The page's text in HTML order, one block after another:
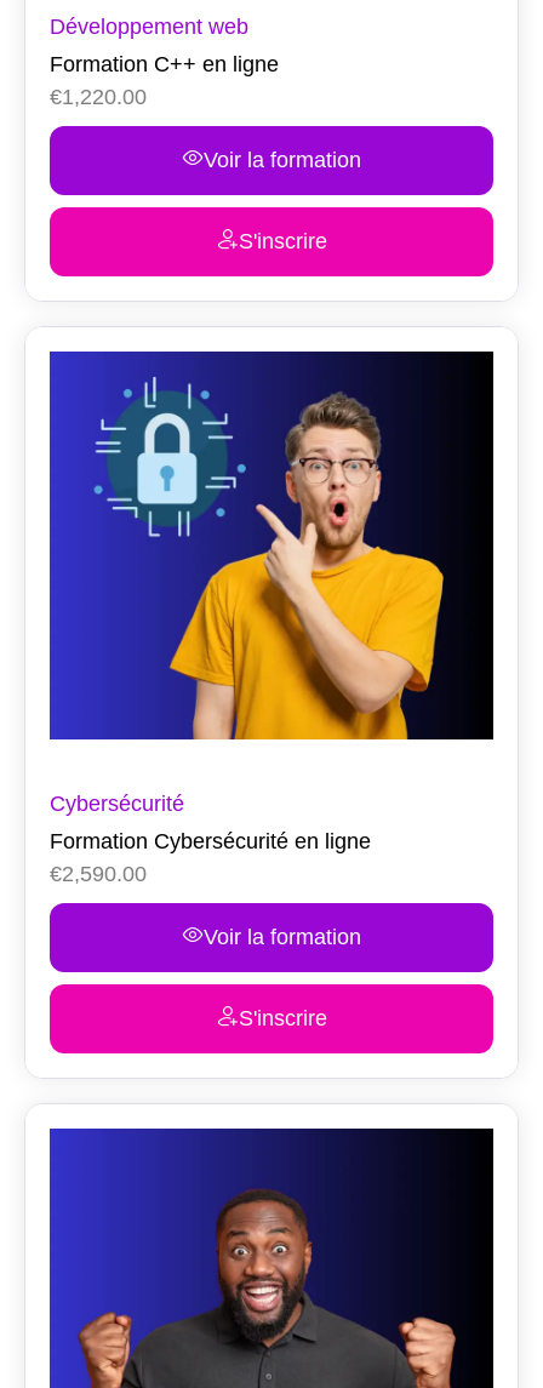
Développement web
Formation C++ en ligne
€1,220.00
Voir la formation
S'inscrire
Cybersécurité
Formation Cybersécurité en ligne
€2,590.00
Voir la formation
S'inscrire